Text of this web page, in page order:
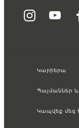
Կարիերա
Պայմաններ և
Կապվեք մեզ